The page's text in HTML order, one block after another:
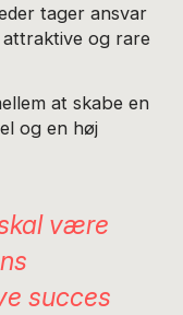
tager ansvar
og rare
at skabe en
og en høj
være
succes